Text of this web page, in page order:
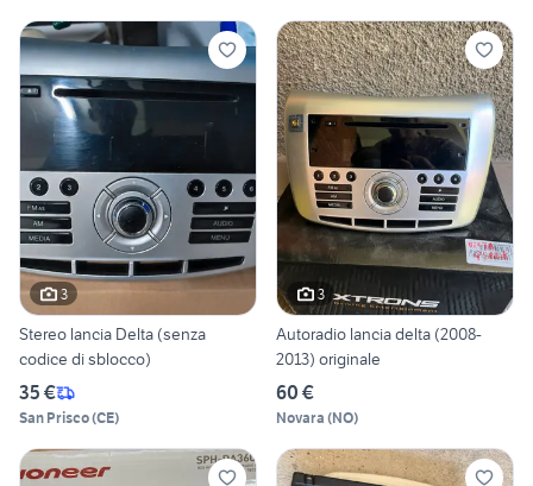
3
Stereo lancia Delta (senza
codice di sblocco)
35 €
San Prisco(CE)
3
Autoradio lancia delta (2008-
2013) originale
60 €
Novara (NO)